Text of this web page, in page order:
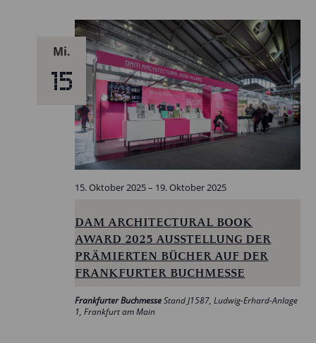
Mi.
15
DAM ARCHITECTURAL BOOK
AWARD 2025 AUSSTELLUNG DER
PRÄMIERTEN BÜCHER AUF DER
FRANKFURTER BUCHMESSE
15. Oktober 2025– 19. Oktober 2025
Frankfurter BuchmesseStand J1587, Ludwig-Erhard-Anlage
1, Frankfurt am Main